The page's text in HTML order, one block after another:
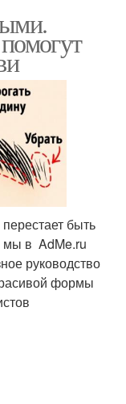
быть
мы в AdMe.ru
руководство
формы